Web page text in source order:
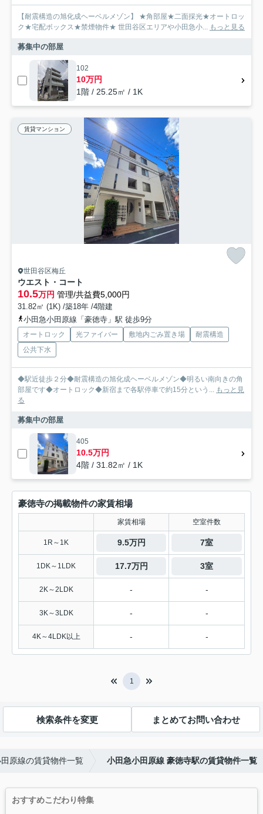
【耐震構造の旭化成ヘーベルメゾン】 ★角部屋★二面採光★オートロッ
ク★宅配ボックス★禁煙物件★ 世田谷区エリアや小田急小... もっと見る
募集中の部屋
102
10万円
1階 / 25.25㎡ / 1K
賃貸マンション
世田谷区梅丘
ウエスト・コート
10.5万円 管理/共益費5,000円
31.82㎡ (1K) /築18年 /4階建
小田急小田原線「豪徳寺」駅 徒歩9分
オートロック 光ファイバー 敷地内ごみ置き場
耐震構造
公共下水
◆駅近徒歩２分◆耐震構造の旭化成ヘーベルメゾン◆明るい南向きの角
部屋です◆オートロック◆新宿まで各駅停車で約15分という... もっと見
る
募集中の部屋
405
10.5万円
4階 / 31.82㎡ / 1K
豪徳寺の掲載物件の家賃相場
家賃相場 空室件数
1R～1K 9.5万円 7室
1DK～1LDK 17.7万円 3室
2K～2LDK - -
3K～3LDK - -
4K～4LDK以上 - -
1
検索条件を変更 まとめてお問い合わせ
原線の賃貸物件一覧 小田急小田原線 豪徳寺駅の賃貸物件一覧
おすすめこだわり特集